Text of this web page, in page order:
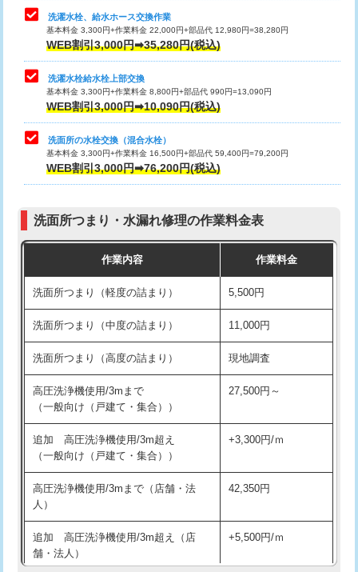
排水管工事（土の掘削・埋め戻し作
業）
排水管工事（排水管工事/3ｍまで） 55,000円
排水管工事（追加 排水管工事/3ｍ超
え）
+11,000円
マス交換（土の掘削・埋め戻し作業）
マス交換（深さ50㎝未満）
コンクリート斫り（厚さ10㎝まで） 27,500円
モルタル補修（厚さ10㎝まで） 27,500円
モルタル補修（厚さ10㎝超え） 38,500円
洗面台設置 38,500円
バスタブ設置
追加人工 16,500円
廃棄・処分 現場見積
※給水管工事は20mmまでの価格です。
キッチンタンク脱着 16,500円
その他部品の脱着 8,800円～
交換・取付（タンク） 22,000円+材料費
交換・取付(単水栓（壁付・デッキ
式）)
13,200円+材料費
交換・取付(混合水栓（壁付・デッキ
式・ワンホール）)
交換・取付(排水栓・排水トラップ
（P/S/ポップアップ））
22,000円+材料費
給水管工事※（ホール加工)
給水管工事※（バンド止め) 3,300円
給水管工事※（保温材使用（バンド止
給水管工事※（土の掘削・埋め戻し作
業)
洗濯水栓、給水ホース交換作業
基本料金 3,300円+作業料金 22,000円+部品代 12,980円=38,280円
WEB割引3,000円➡35,280円(税込)
洗濯水栓給水栓上部交換
基本料金 3,300円+作業料金 8,800円+部品代 990円=13,090円
WEB割引3,000円➡10,090円(税込)
洗面所の水栓交換（混合水栓）
基本料金 3,300円+作業料金 16,500円+部品代 59,400円=79,200円
WEB割引3,000円➡76,200円(税込)
洗面所つまり・水漏れ修理の作業料金表
作業内容 作業料金
洗面所つまり（軽度の詰まり） 5,500円
洗面所つまり（中度の詰まり） 11,000円
洗面所つまり（高度の詰まり） 現地調査
高圧洗浄機使用/3mまで
（一般向け（戸建て・集合））
27,500円～
追加 高圧洗浄機使用/3m超え
（一般向け（戸建て・集合））
+3,300円/ｍ
高圧洗浄機使用/3mまで（店舗・法
人）
42,350円
追加 高圧洗浄機使用/3m超え（店
舗・法人）
+5,500円/ｍ